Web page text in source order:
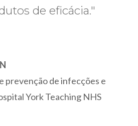
de eficácia."
prevenção de infecções e
York Teaching NHS
este tempo.
e realmente
em facilitar o
bom